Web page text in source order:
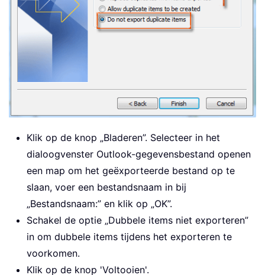
Klik op de knop „Bladeren”. Selecteer in het
dialoogvenster Outlook-gegevensbestand openen
een map om het geëxporteerde bestand op te
slaan, voer een bestandsnaam in bij
„Bestandsnaam:” en klik op „OK”.
Schakel de optie „Dubbele items niet exporteren”
in om dubbele items tijdens het exporteren te
voorkomen.
Klik op de knop 'Voltooien'.